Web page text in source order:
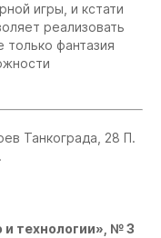
игры, и кстати
реализовать
фантазия
Танкограда, 28 П.
технологии», № 3